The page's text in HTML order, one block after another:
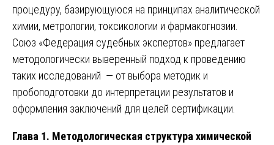
процедуру, базирующуюся на принципах аналитической
химии, метрологии, токсикологии и фармакогнозии.
Союз «Федерация судебных экспертов» предлагает
методологически выверенный подход к проведению
таких исследований — от выбора методик и
пробоподготовки до интерпретации результатов и
оформления заключений для целей сертификации.
Глава 1. Методологическая структура химической